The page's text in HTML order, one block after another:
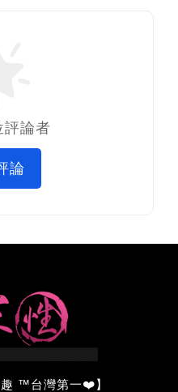
評論者
論
™台灣第一❤️】